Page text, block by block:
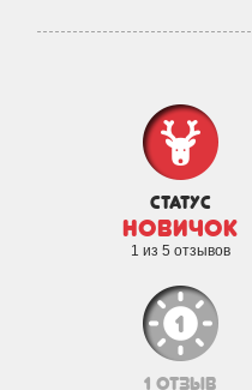
статус
новичок
1 из 5 отзывов
1 отзыв